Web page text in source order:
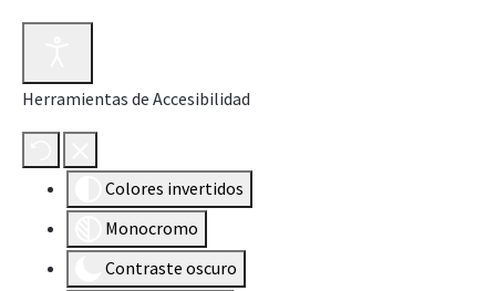
Herramientas de Accesibilidad
Colores invertidos
Monocromo
Contraste oscuro